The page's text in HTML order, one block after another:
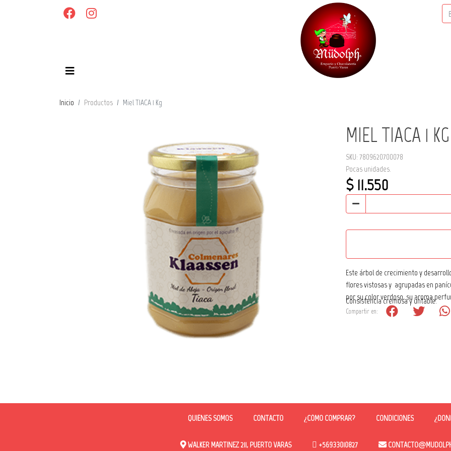
Inicio Productos Miel TIACA 1 Kg
MIEL TIACA 1 KG
SKU: 7809620700078
Pocas unidades.
$ 11.550
Este árbol de crecimiento y
flores vistosas y agrupadas en
por su color verdoso, su aroma
Consistencia cremosa y untable.
Compartir en:
QUIÉNES SOMOS CONTACTO ¿CÓMO COMPRAR? CONDICIONES
WALKER MARTINEZ 211, PUERTO VARAS +56933010827